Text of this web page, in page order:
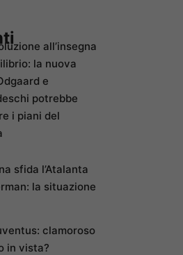
all’insegna
la nuova
e
potrebbe
i piani del
sfida l’Atalanta
la situazione
clamoroso
in vista?